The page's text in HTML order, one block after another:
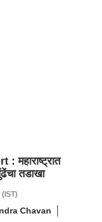
तडाखा
Chavan